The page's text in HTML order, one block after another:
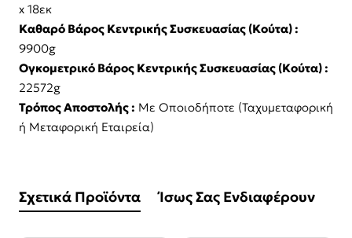
x 18εκ
Καθαρό Βάρος Κεντρικής Συσκευασίας (Κούτα) :
9900g
Ογκομετρικό Βάρος Κεντρικής Συσκευασίας (Κούτα) :
22572g
Τρόπος Αποστολής : Με Οποιοδήποτε (Ταχυμεταφορική
ή Μεταφορική Εταιρεία)
Σχετικά Προϊόντα Ίσως Σας Ενδιαφέρουν